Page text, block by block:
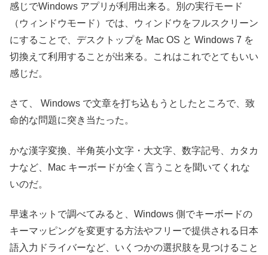
感じでWindows アプリが利用出来る。別の実行モード
（ウィンドウモード）では、ウィンドウをフルスクリーン
にすることで、デスクトップを Mac OS と Windows 7 を
切換えて利用することが出来る。これはこれでとてもいい
感じだ。
さて、 Windows で文章を打ち込もうとしたところで、致
命的な問題に突き当たった。
かな漢字変換、半角英小文字・大文字、数字記号、カタカ
ナなど、Mac キーボードが全く言うことを聞いてくれな
いのだ。
早速ネットで調べてみると、Windows 側でキーボードの
キーマッピングを変更する方法やフリーで提供される日本
語入力ドライバーなど、いくつかの選択肢を見つけること